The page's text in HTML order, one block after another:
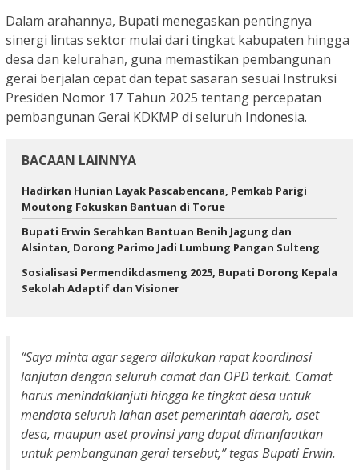
Dalam arahannya, Bupati menegaskan pentingnya
sinergi lintas sektor mulai dari tingkat kabupaten hingga
desa dan kelurahan, guna memastikan pembangunan
gerai berjalan cepat dan tepat sasaran sesuai Instruksi
Presiden Nomor 17 Tahun 2025 tentang percepatan
pembangunan Gerai KDKMP di seluruh Indonesia.
BACAAN LAINNYA
Hadirkan Hunian Layak Pascabencana, Pemkab Parigi
Moutong Fokuskan Bantuan di Torue
Bupati Erwin Serahkan Bantuan Benih Jagung dan
Alsintan, Dorong Parimo Jadi Lumbung Pangan Sulteng
Sosialisasi Permendikdasmeng 2025, Bupati Dorong Kepala
Sekolah Adaptif dan Visioner
“Saya minta agar segera dilakukan rapat koordinasi
lanjutan dengan seluruh camat dan OPD terkait. Camat
harus menindaklanjuti hingga ke tingkat desa untuk
mendata seluruh lahan aset pemerintah daerah, aset
desa, maupun aset provinsi yang dapat dimanfaatkan
untuk pembangunan gerai tersebut,” tegas Bupati Erwin.